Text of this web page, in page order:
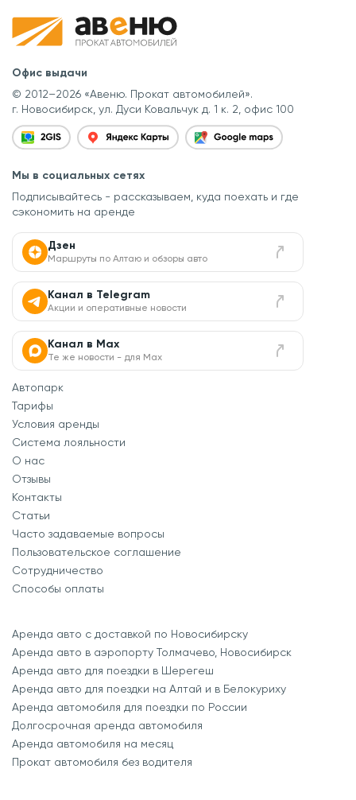
Офис выдачи
© 2012–2026 «Авеню. Прокат автомобилей».
г. Новосибирск, ул. Дуси Ковальчук д. 1 к. 2, офис 100
Мы в социальных сетях
Подписывайтесь - рассказываем, куда поехать и где
сэкономить на аренде
Дзен
Маршруты по Алтаю и обзоры авто
Канал в Telegram
Акции и оперативные новости
Канал в Max
Те же новости - для Max
Автопарк
Тарифы
Условия аренды
Система лояльности
О нас
Отзывы
Контакты
Статьи
Часто задаваемые вопросы
Пользовательское соглашение
Сотрудничество
Способы оплаты
Аренда авто с доставкой по Новосибирску
Аренда авто в аэропорту Толмачево, Новосибирск
Аренда авто для поездки в Шерегеш
Аренда авто для поездки на Алтай и в Белокуриху
Аренда автомобиля для поездки по России
Долгосрочная аренда автомобиля
Аренда автомобиля на месяц
Прокат автомобиля без водителя